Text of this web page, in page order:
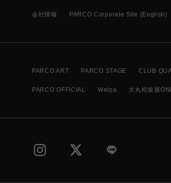
会社情報 PARCO Corporate Site (English)
PARCO ART PARCO STAGE CLUB
PARCO OFFICIAL Welpa 大丸松坂屋